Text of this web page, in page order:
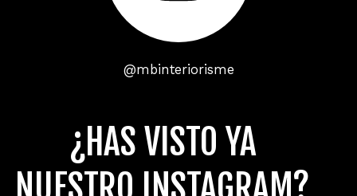
s
t
@mbinteriorisme
¿HAS VISTO YA
NUESTRO INSTAGRAM?